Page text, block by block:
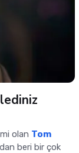
olan Tom
beri bir çok